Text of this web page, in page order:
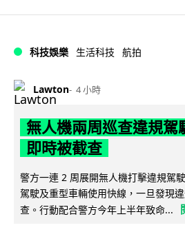
科技娛樂 生活科技 航拍
Lawton 4 小時
無人機兩周巡查違規駕
即時被截查
警方一連 2 周展開無人機打擊違規駕
駕駛及重型車輛使用快線，一旦發現
查。行動配合警方今年上半年致命...